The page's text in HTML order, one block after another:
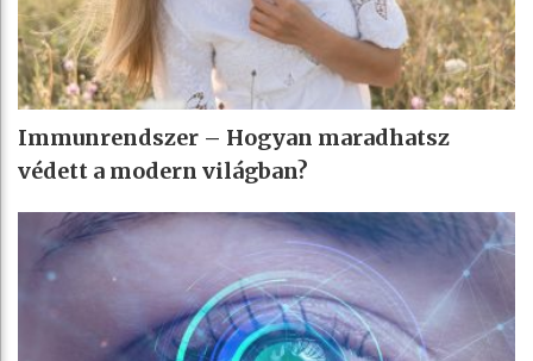
Immunrendszer – Hogyan maradhatsz
védett a modern világban?